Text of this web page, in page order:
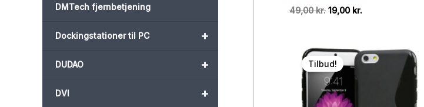
DMTech fjernbetjening
+
Dockingstationer til PC
+
DUDAO
+
DVI
49,00kr. Den
49,00 kr..
19,00 kr.
19,00 kr..
Tilbud!